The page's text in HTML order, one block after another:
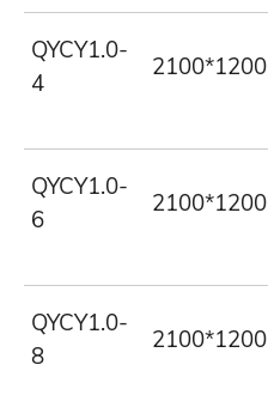
QYCY1.0-
4
2100*1200
QYCY1.0-
6
2100*1200
QYCY1.0-
8
2100*1200